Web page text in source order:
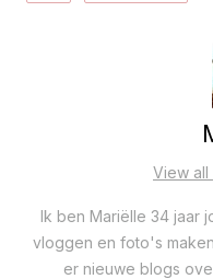
View all
Ik ben Mariëlle 34 jaar
vloggen en foto's
er nieuwe blogs